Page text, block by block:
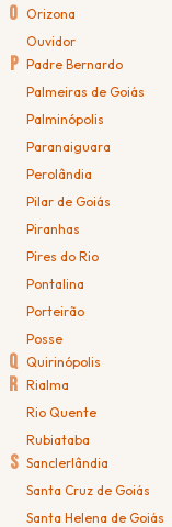
O Orizona
Ouvidor
P Padre Bernardo
Palmeiras de Goiás
Palminópolis
Paranaiguara
Perolândia
Pilar de Goiás
Piranhas
Pires do Rio
Pontalina
Porteirão
Posse
Q Quirinópolis
R Rialma
Rio Quente
Rubiataba
S Sanclerlândia
Santa Cruz de Goiás
Santa Helena de Goiás